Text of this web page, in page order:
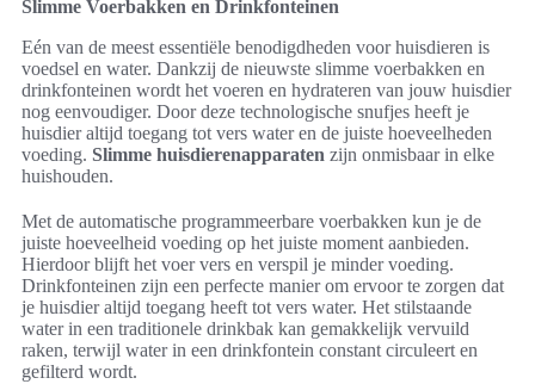
Slimme Voerbakken en Drinkfonteinen
Eén van de meest essentiële benodigdheden voor huisdieren is
voedsel en water. Dankzij de nieuwste slimme voerbakken en
drinkfonteinen wordt het voeren en hydrateren van jouw huisdier
nog eenvoudiger. Door deze technologische snufjes heeft je
huisdier altijd toegang tot vers water en de juiste hoeveelheden
voeding. Slimme huisdierenapparaten zijn onmisbaar in elke
huishouden.
Met de automatische programmeerbare voerbakken kun je de
juiste hoeveelheid voeding op het juiste moment aanbieden.
Hierdoor blijft het voer vers en verspil je minder voeding.
Drinkfonteinen zijn een perfecte manier om ervoor te zorgen dat
je huisdier altijd toegang heeft tot vers water. Het stilstaande
water in een traditionele drinkbak kan gemakkelijk vervuild
raken, terwijl water in een drinkfontein constant circuleert en
gefilterd wordt.